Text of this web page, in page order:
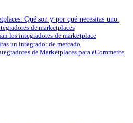
Qué son y por qué necesitas uno.
de marketplaces
los integradores de marketplace
un integrador de mercado
de Marketplaces para eCommerce